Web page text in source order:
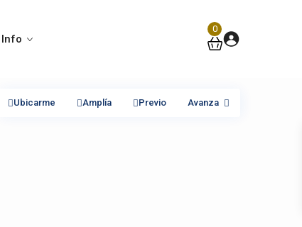
Info
0
Ubicarme Amplía Previo Avanza